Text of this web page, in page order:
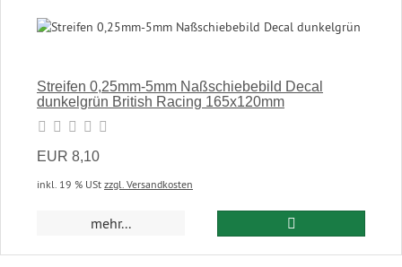
Streifen 0,25mm-5mm Naßschiebebild Decal
dunkelgrün British Racing 165x120mm
EUR 8,10
inkl. 19 % USt zzgl. Versandkosten
mehr...